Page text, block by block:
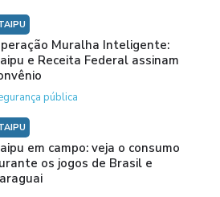
Muralha Inteligente:
e Receita Federal assinam
pública
em campo: veja o consumo
os jogos de Brasil e